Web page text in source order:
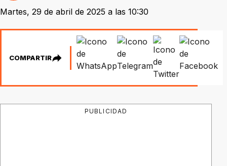
Martes, 29 de abril de 2025 a las 10:30
COMPARTIR
PUBLICIDAD